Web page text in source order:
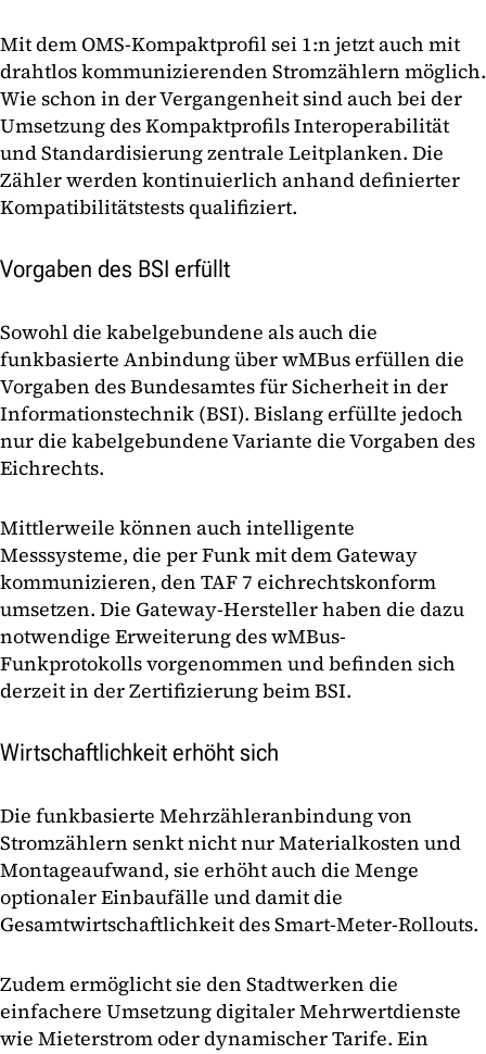
Mit dem OMS-Kompaktprofil sei 1:n jetzt auch mit
drahtlos kommunizierenden Stromzählern möglich.
Wie schon in der Vergangenheit sind auch bei der
Umsetzung des Kompaktprofils Interoperabilität
und Standardisierung zentrale Leitplanken. Die
Zähler werden kontinuierlich anhand definierter
Kompatibilitätstests qualifiziert.
Vorgaben des BSI erfüllt
Sowohl die kabelgebundene als auch die
funkbasierte Anbindung über wMBus erfüllen die
Vorgaben des Bundesamtes für Sicherheit in der
Informationstechnik (BSI). Bislang erfüllte jedoch
nur die kabelgebundene Variante die Vorgaben des
Eichrechts.
Mittlerweile können auch intelligente
Messsysteme, die per Funk mit dem Gateway
kommunizieren, den TAF 7 eichrechtskonform
umsetzen. Die Gateway-Hersteller haben die dazu
notwendige Erweiterung des wMBus-
Funkprotokolls vorgenommen und befinden sich
derzeit in der Zertifizierung beim BSI.
Wirtschaftlichkeit erhöht sich
Die funkbasierte Mehrzähleranbindung von
Stromzählern senkt nicht nur Materialkosten und
Montageaufwand, sie erhöht auch die Menge
optionaler Einbaufälle und damit die
Gesamtwirtschaftlichkeit des Smart-Meter-Rollouts.
Zudem ermöglicht sie den Stadtwerken die
einfachere Umsetzung digitaler Mehrwertdienste
wie Mieterstrom oder dynamischer Tarife. Ein